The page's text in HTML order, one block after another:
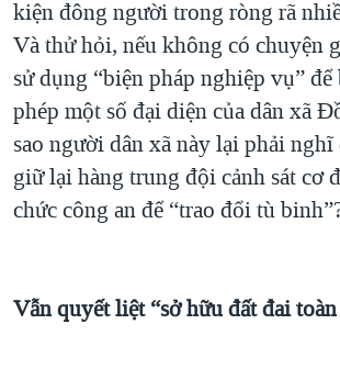
kiện đông người trong ròng rã
Và thử hỏi, nếu không có chuyện
sử dụng “biện pháp nghiệp vụ”
phép một số đại diện của dân xã
sao người dân xã này lại phải nghĩ
giữ lại hàng trung đội cảnh sát cơ
chức công an để “trao đổi tù
Vẫn quyết liệt “sở hữu đất đai